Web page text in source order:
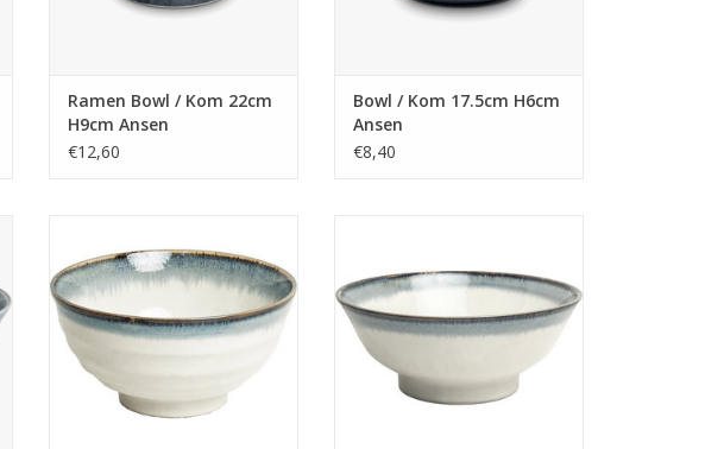
Ramen Bowl / Kom 22cm
H9cm Ansen
€12,60
Bowl / Kom 17.5cm H6cm
Ansen
€8,40
Japans
TOEVOEGEN AAN WINKELWAGEN
TOEVOEGEN AAN WINKELWAGEN